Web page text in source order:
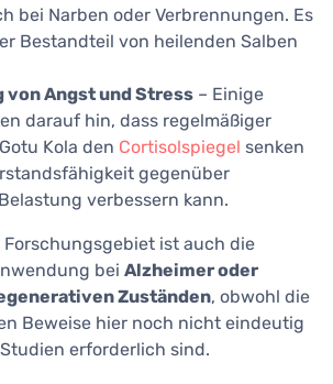
bei Narben oder Verbrennungen. Es
Bestandteil von heilenden Salben
von Angst und Stress – Einige
darauf hin, dass regelmäßiger
Kola den Cortisolspiegel senken
gegenüber
verbessern kann.
ist auch die
bei Alzheimer oder
Zuständen, obwohl die
Beweise hier noch nicht eindeutig
erforderlich sind.